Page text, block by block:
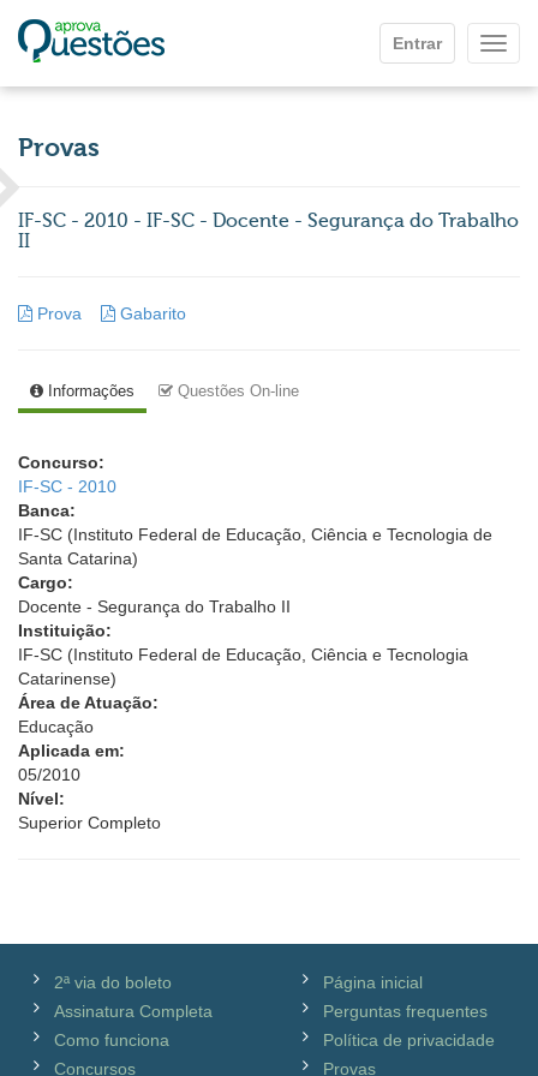
Entrar
Provas
IF-SC - 2010 - IF-SC - Docente - Segurança do Trabalho
II
Prova Gabarito
Informações Questões On-line
Concurso:
IF-SC - 2010
Banca:
IF-SC (Instituto Federal de Educação, Ciência e Tecnologia de
Santa Catarina)
Cargo:
Docente - Segurança do Trabalho II
Instituição:
IF-SC (Instituto Federal de Educação, Ciência e Tecnologia
Catarinense)
Área de Atuação:
Educação
Aplicada em:
05/2010
Nível:
Superior Completo
2ª via do boleto
Assinatura Completa
Como funciona
Concursos
Página inicial
Perguntas frequentes
Política de privacidade
Provas